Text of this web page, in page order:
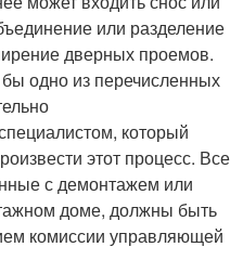
или разделение
дверных проемов.
одно из перечисленных
который
этот процесс. Все
с демонтажем или
доме, должны быть
комиссии управляющей